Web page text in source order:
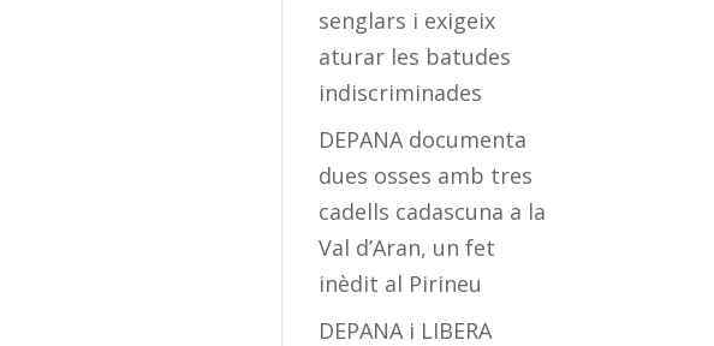
senglars i exigeix
aturar les batudes
indiscriminades
DEPANA documenta
dues osses amb tres
cadells cadascuna a la
Val d’Aran, un fet
inèdit al Pirineu
DEPANA i LIBERA